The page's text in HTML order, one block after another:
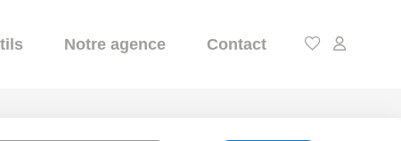
Notre agence Contact